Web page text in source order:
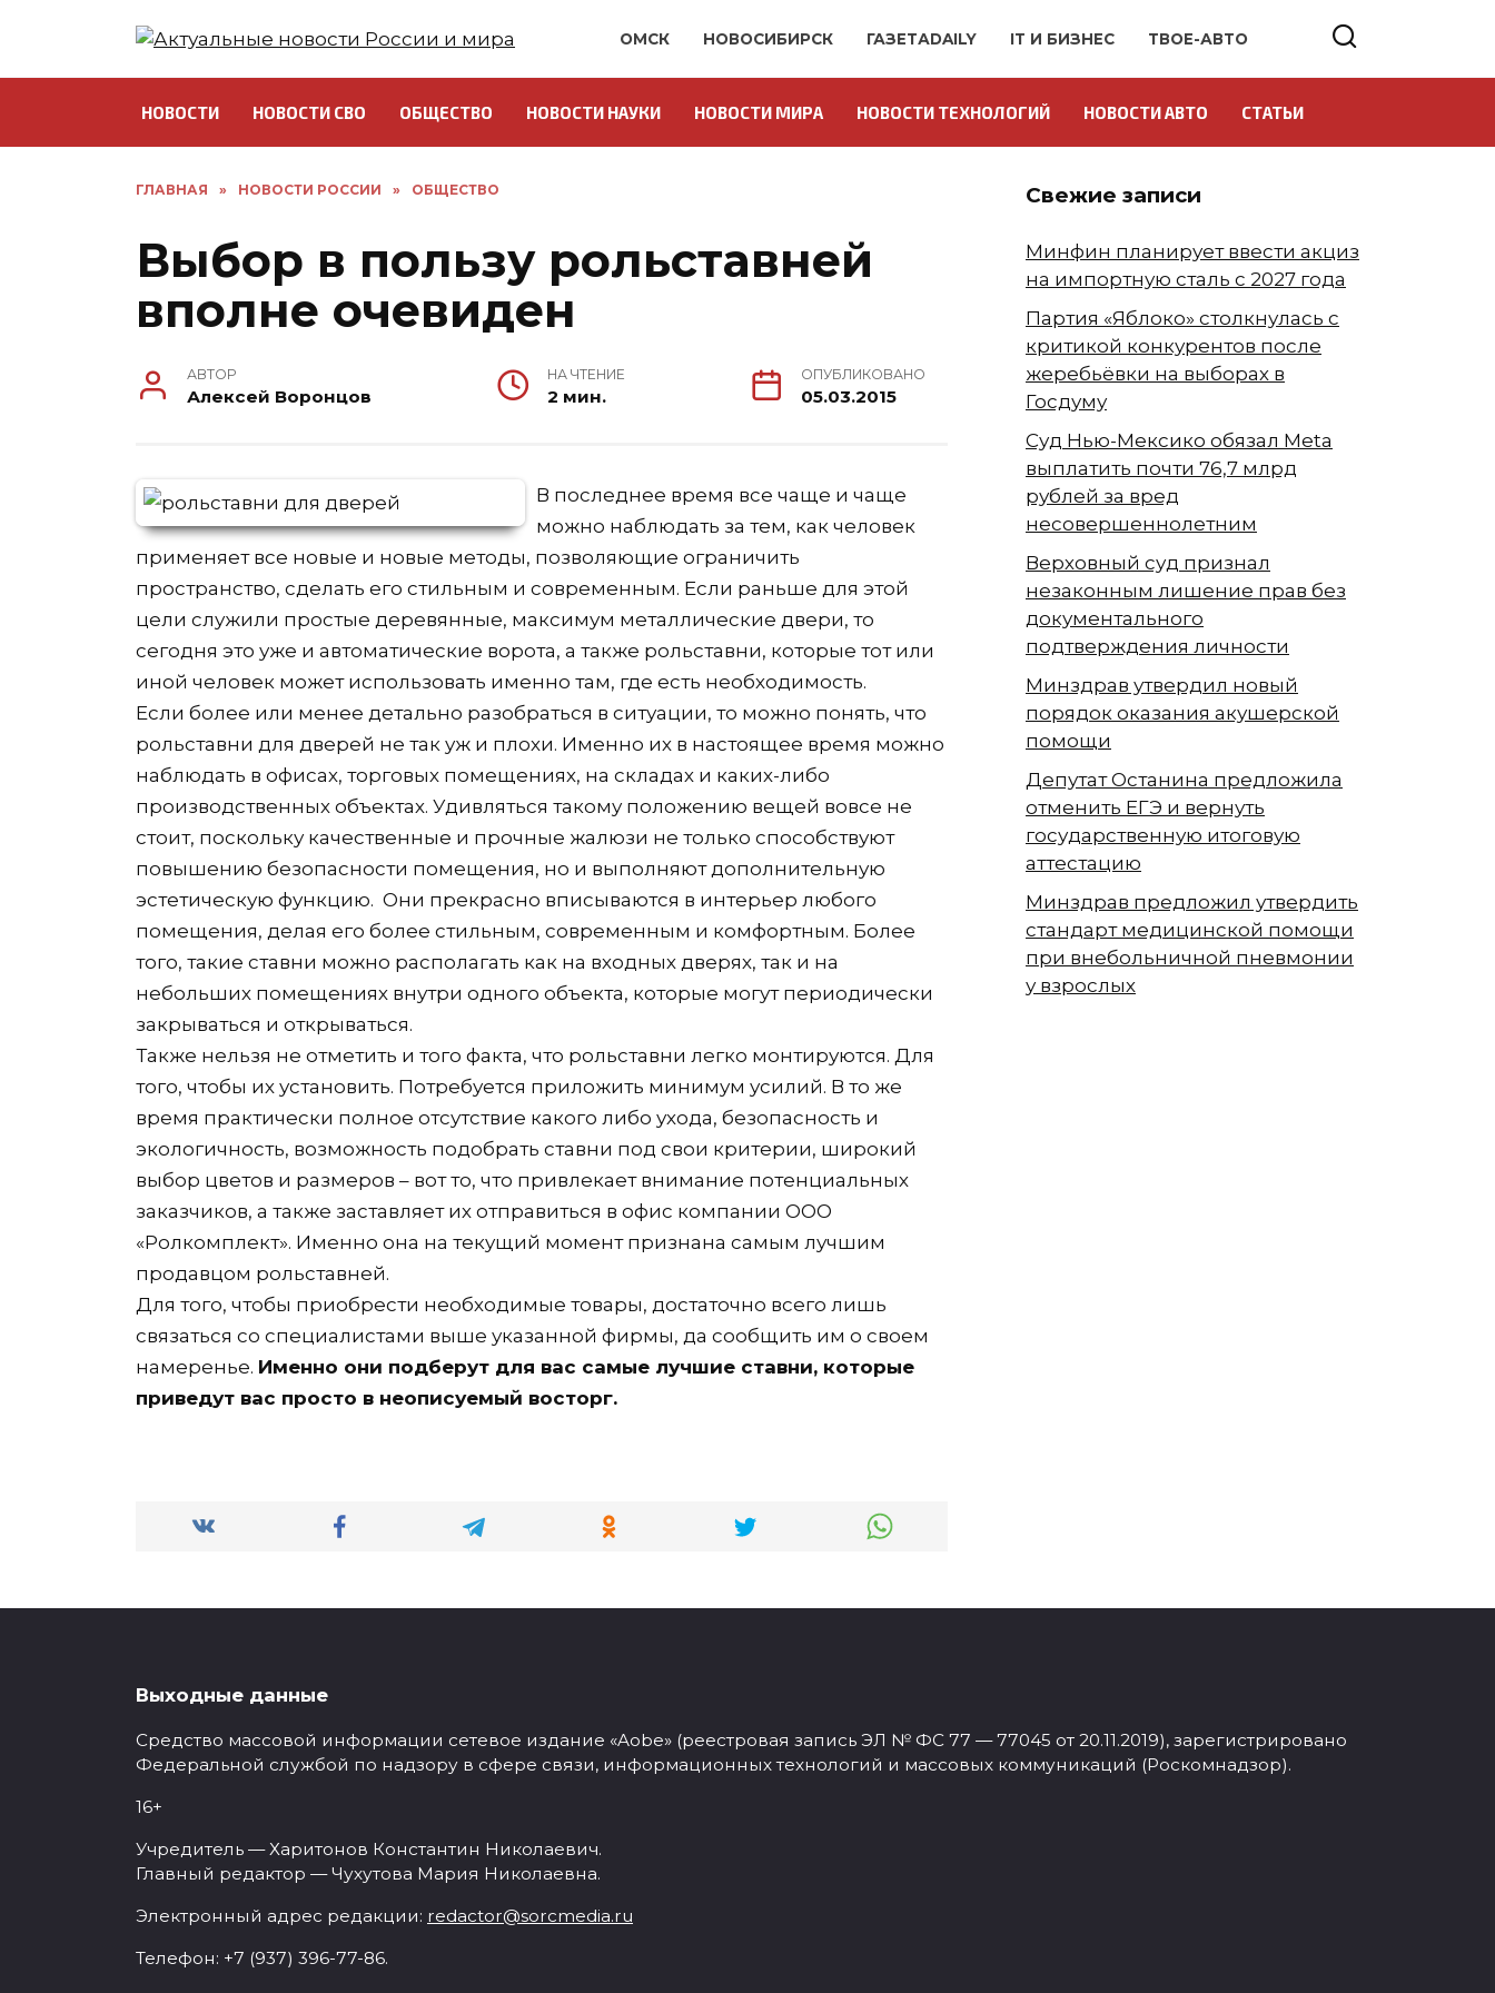
ОМСК НОВОСИБИРСК ГАЗЕТАDAILY IT И БИЗНЕС ТВОЕ-АВТО
НОВОСТИ НОВОСТИ СВО ОБЩЕСТВО НОВОСТИ НАУКИ НОВОСТИ МИРА НОВОСТИ ТЕХНОЛОГИЙ НОВОСТИ АВТО СТАТЬИ
ГЛАВНАЯ » НОВОСТИ РОССИИ » ОБЩЕСТВО
Выбор в пользу рольставней
вполне очевиден
АВТОР
Алексей Воронцов
НА ЧТЕНИЕ
2 мин.
ОПУБЛИКОВАНО
05.03.2015
В последнее время все чаще и чаще
можно наблюдать за тем, как человек
применяет все новые и новые методы, позволяющие ограничить
пространство, сделать его стильным и современным. Если раньше для этой
цели служили простые деревянные, максимум металлические двери, то
сегодня это уже и автоматические ворота, а также рольставни, которые тот или
иной человек может использовать именно там, где есть необходимость.
Если более или менее детально разобраться в ситуации, то можно понять, что
рольставни для дверей не так уж и плохи. Именно их в настоящее время можно
наблюдать в офисах, торговых помещениях, на складах и каких-либо
производственных объектах. Удивляться такому положению вещей вовсе не
стоит, поскольку качественные и прочные жалюзи не только способствуют
повышению безопасности помещения, но и выполняют дополнительную
эстетическую функцию. Они прекрасно вписываются в интерьер любого
помещения, делая его более стильным, современным и комфортным. Более
того, такие ставни можно располагать как на входных дверях, так и на
небольших помещениях внутри одного объекта, которые могут периодически
закрываться и открываться.
Также нельзя не отметить и того факта, что рольставни легко монтируются. Для
того, чтобы их установить. Потребуется приложить минимум усилий. В то же
время практически полное отсутствие какого либо ухода, безопасность и
экологичность, возможность подобрать ставни под свои критерии, широкий
выбор цветов и размеров – вот то, что привлекает внимание потенциальных
заказчиков, а также заставляет их отправиться в офис компании OOO
«Ролкомплект». Именно она на текущий момент признана самым лучшим
продавцом рольставней.
Для того, чтобы приобрести необходимые товары, достаточно всего лишь
связаться со специалистами выше указанной фирмы, да сообщить им о своем
намеренье. Именно они подберут для вас самые лучшие ставни, которые
приведут вас просто в неописуемый восторг.
Свежие записи
Минфин планирует ввести акциз
на импортную сталь с 2027 года
Партия «Яблоко» столкнулась с
критикой конкурентов после
жеребьёвки на выборах в
Госдуму
Суд Нью-Мексико обязал Meta
выплатить почти 76,7 млрд
рублей за вред
несовершеннолетним
Верховный суд признал
незаконным лишение прав без
документального
подтверждения личности
Минздрав утвердил новый
порядок оказания акушерской
помощи
Депутат Останина предложила
отменить ЕГЭ и вернуть
государственную итоговую
аттестацию
Минздрав предложил утвердить
стандарт медицинской помощи
при внебольничной пневмонии
у взрослых
Выходные данные
Средство массовой информации сетевое издание «Aobe» (реестровая запись ЭЛ № ФС 77 — 77045 от 20.11.2019), зарегистрировано
Федеральной службой по надзору в сфере связи, информационных технологий и массовых коммуникаций (Роскомнадзор).
16+
Учредитель — Харитонов Константин Николаевич.
Главный редактор — Чухутова Мария Николаевна.
Электронный адрес редакции: redactor@sorcmedia.ru
Телефон: +7 (937) 396-77-86.